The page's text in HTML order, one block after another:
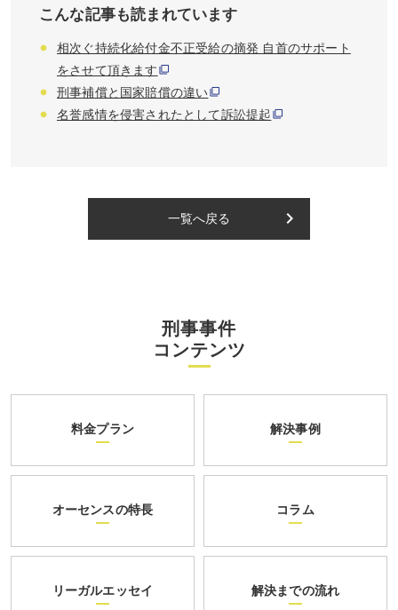
こんな記事も読まれています
相次ぐ持続化給付金不正受給の摘発 自首のサポート
をさせて頂きます
刑事補償と国家賠償の違い
名誉感情を侵害されたとして訴訟提起
一覧へ戻る keyboard_arrow_right
刑事事件
コンテンツ
料金プラン 解決事例
オーセンスの特長 コラム
リーガルエッセイ 解決までの流れ